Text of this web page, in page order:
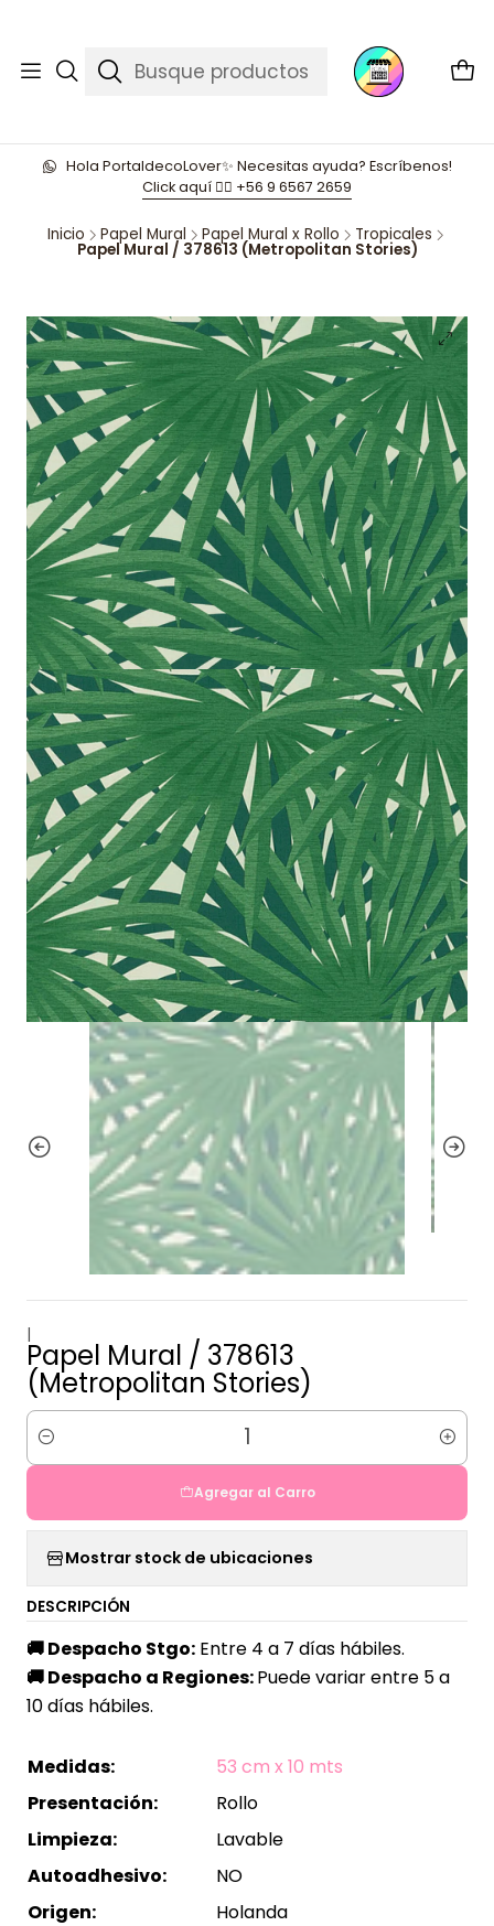
Hola PortaldecoLover✨ Necesitas ayuda? Escríbenos!
Click aquí 👉🏼 +56 9 6567 2659
Inicio Papel Mural Papel Mural x Rollo Tropicales
Papel Mural / 378613 (Metropolitan Stories)
|
Papel Mural / 378613
(Metropolitan Stories)
Cantidad
Agregar al Carro
Mostrar stock de ubicaciones
DESCRIPCIÓN
🚚Despacho Stgo: Entre 4 a 7 días hábiles.
🚚Despacho a Regiones:Puede variar entre 5 a
10 días hábiles.
Medidas:
53 cm x 10 mts
Presentación:
Rollo
Limpieza:
Lavable
Autoadhesivo:
NO
Origen:
Holanda